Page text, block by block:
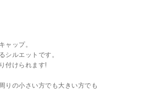
ャップ。
シルエットです。
付けられます!
りの小さい方でも大きい方でも